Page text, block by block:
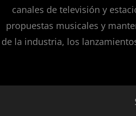
canales de televisión y
propuestas musicales y
de la industria, los